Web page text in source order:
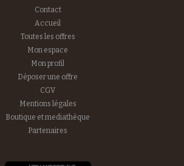
Contact
Accueil
Toutes les offres
Mon espace
Mon profil
Déposer une offre
CGV
Mentions légales
Boutique et mediathèque
Partenaires